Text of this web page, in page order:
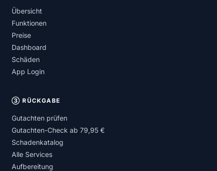
Übersicht
Funktionen
Preise
Dashboard
Schäden
App Login
③ RÜCKGABE
Gutachten prüfen
Gutachten-Check ab 79,95 €
Schadenkatalog
Alle Services
Aufbereitung